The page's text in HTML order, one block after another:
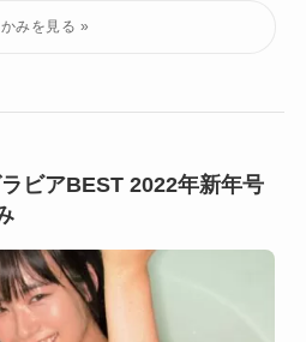
ビアBEST 2022年新年号